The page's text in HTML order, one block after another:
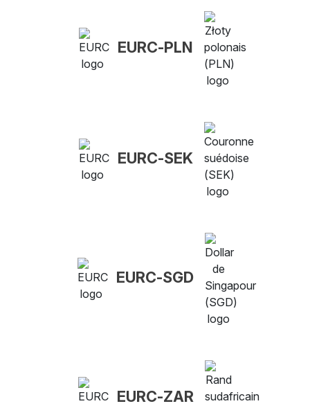
EURC-PLN
EURC-SEK
EURC-SGD
EURC-ZAR